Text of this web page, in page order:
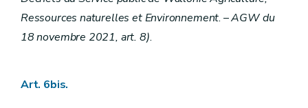
Ressources naturelles et Environnement. –AGW du
18 novembre 2021, art. 8).
Art. 6bis.